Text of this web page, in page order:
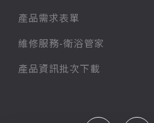
產品需求表單
維修服務-衛浴管家
產品資訊批次下載